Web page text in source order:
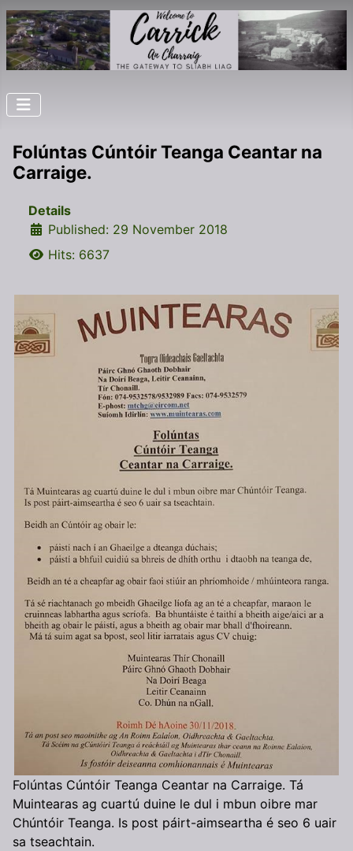
Folúntas Cúntóir Teanga Ceantar na
Carraige.
Details
Published: 29 November 2018
Hits: 6637
Folúntas Cúntóir Teanga Ceantar na Carraige. Tá
Muintearas ag cuartú duine le dul i mbun oibre mar
Chúntóir Teanga. Is post páirt-aimseartha é seo 6 uair
sa tseachtain.